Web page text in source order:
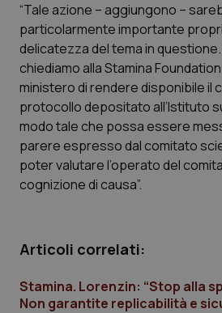
QS Pro
Professionisti Sanitari.AI
Abruzzo
Basilicata
Campania
Emilia-Romagna
QS Pro Gold
Artrite & artrosi
Car-T
Colesterolo &
QS Club Newsletter
“Tale azione – aggiungono –
particolarmente importante
delicatezza del tema in
chiediamo alla Stamina
ministero di rendere disponibile il
protocollo depositato all’Istituto
modo tale che possa essere
parere espresso dal comitato
poter valutare l’operato del
cognizione di causa”.
Articoli correlati:
Stamina. Lorenzin: “Stop alla
Non garantite replicabilità e